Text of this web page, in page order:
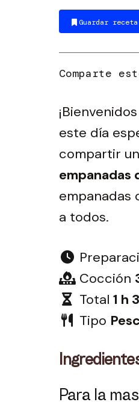
Guardar receta
este día
compartir
empanadas
empanadas
a todos.
Cocción
Total 1 h
Tipo
Para la